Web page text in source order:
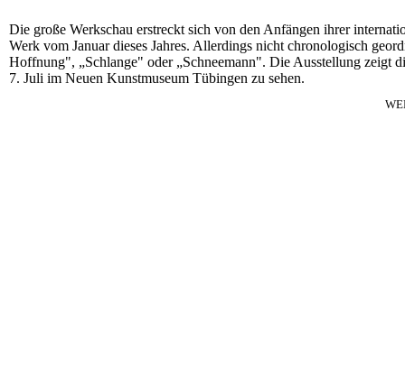
Die große Werkschau erstreckt sich von den Anfängen ihrer
Werk vom Januar dieses Jahres. Allerdings nicht chronologisch
Hoffnung", „Schlange" oder „Schneemann". Die Ausstellung zeigt
7. Juli im Neuen Kunstmuseum Tübingen zu sehen.